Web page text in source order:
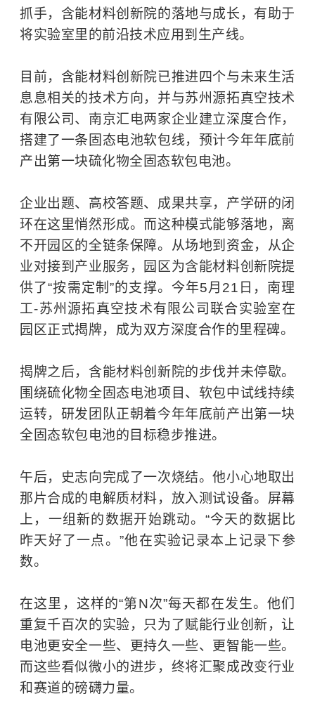
抓手，含能材料创新院的落地与成长，有助于
将实验室里的前沿技术应用到生产线。
目前，含能材料创新院已推进四个与未来生活
息息相关的技术方向，并与苏州源拓真空技术
有限公司、南京汇电两家企业建立深度合作，
搭建了一条固态电池软包线，预计今年年底前
产出第一块硫化物全固态软包电池。
企业出题、高校答题、成果共享，产学研的闭
环在这里悄然形成。而这种模式能够落地，离
不开园区的全链条保障。从场地到资金，从企
业对接到产业服务，园区为含能材料创新院提
供了“按需定制”的支撑。今年5月21日，南理
工-苏州源拓真空技术有限公司联合实验室在
园区正式揭牌，成为双方深度合作的里程碑。
揭牌之后，含能材料创新院的步伐并未停歇。
围绕硫化物全固态电池项目、软包中试线持续
运转，研发团队正朝着今年年底前产出第一块
全固态软包电池的目标稳步推进。
午后，史志向完成了一次烧结。他小心地取出
那片合成的电解质材料，放入测试设备。屏幕
上，一组新的数据开始跳动。“今天的数据比
昨天好了一点。”他在实验记录本上记录下参
数。
在这里，这样的“第N次”每天都在发生。他们
重复千百次的实验，只为了赋能行业创新，让
电池更安全一些、更持久一些、更智能一些。
而这些看似微小的进步，终将汇聚成改变行业
和赛道的磅礴力量。